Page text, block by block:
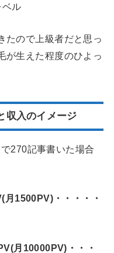
ル
たので上級者だと思っ
が生えた程度のひよっ
収入のイメージ
270記事書いた場合
1500PV)・・・・・
月10000PV)・・・